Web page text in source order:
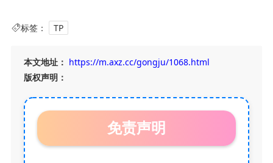
标签： TP
本文地址： https://m.axz.cc/gongju/1068.html
版权声明：
免责声明